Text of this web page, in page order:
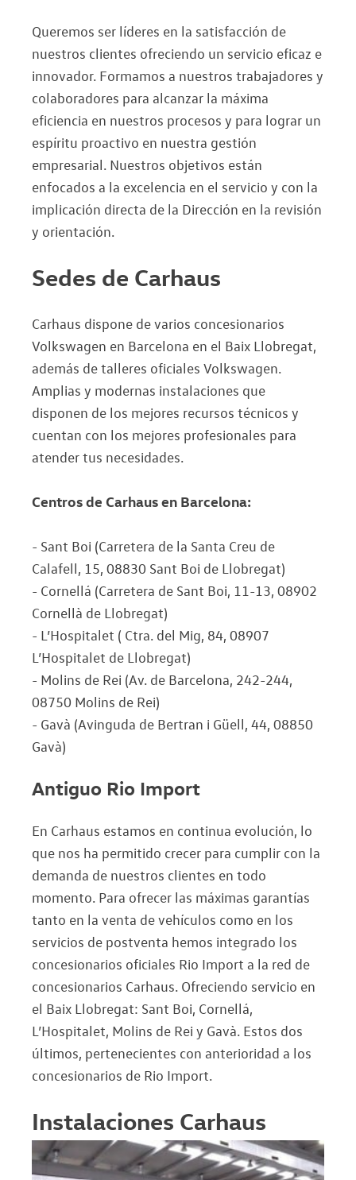
Queremos ser líderes en la satisfacción de
nuestros clientes ofreciendo un servicio eficaz e
innovador. Formamos a nuestros trabajadores y
colaboradores para alcanzar la máxima
eficiencia en nuestros procesos y para lograr un
espíritu proactivo en nuestra gestión
empresarial. Nuestros objetivos están
enfocados a la excelencia en el servicio y con la
implicación directa de la Dirección en la revisión
y orientación.
Sedes de Carhaus
Carhaus dispone de varios concesionarios
Volkswagen en Barcelona en el Baix Llobregat,
además de talleres oficiales Volkswagen.
Amplias y modernas instalaciones que
disponen de los mejores recursos técnicos y
cuentan con los mejores profesionales para
atender tus necesidades.
Centros de Carhaus en Barcelona:
- Sant Boi (Carretera de la Santa Creu de
Calafell, 15, 08830 Sant Boi de Llobregat)
- Cornellá (Carretera de Sant Boi, 11-13, 08902
Cornellà de Llobregat)
- L’Hospitalet ( Ctra. del Mig, 84, 08907
L’Hospitalet de Llobregat)
- Molins de Rei (Av. de Barcelona, 242-244,
08750 Molins de Rei)
- Gavà (Avinguda de Bertran i Güell, 44, 08850
Gavà)
Antiguo Rio Import
En Carhaus estamos en continua evolución, lo
que nos ha permitido crecer para cumplir con la
demanda de nuestros clientes en todo
momento. Para ofrecer las máximas garantías
tanto en la venta de vehículos como en los
servicios de postventa hemos integrado los
concesionarios oficiales Rio Import a la red de
concesionarios Carhaus. Ofreciendo servicio en
el Baix Llobregat: Sant Boi, Cornellá,
L’Hospitalet, Molins de Rei y Gavà. Estos dos
últimos, pertenecientes con anterioridad a los
concesionarios de Rio Import.
Instalaciones Carhaus